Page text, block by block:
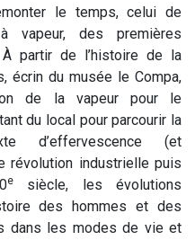
le temps, celui de
vapeur, des premières
partir de l’histoire de la
écrin du musée le Compa,
de la vapeur pour le
du local pour parcourir la
d’effervescence (et
révolution industrielle puis
e
siècle, les évolutions
des hommes et des
dans les modes de vie et